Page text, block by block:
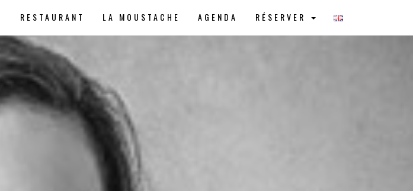
RESTAURANT LA MOUSTACHE AGENDA RÉSERVER